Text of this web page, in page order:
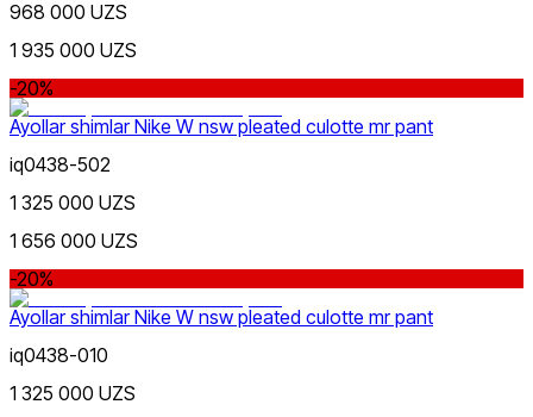
Sariq
Olovrang
Ommabop
Doʻkonlarda mavjud
968 000 UZS
1 935 000 UZS
-20%
Ayollar shimlar Nike W nsw pleated culotte mr pant
iq0438-502
1 325 000 UZS
1 656 000 UZS
-20%
Ayollar shimlar Nike W nsw pleated culotte mr pant
iq0438-010
1 325 000 UZS